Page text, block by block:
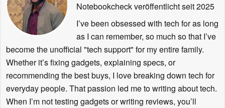
Notebookcheck veröffentlichtseit 2025
I’ve been obsessed with tech for as long
as I can remember, so much so that I’ve
become the unofficial "tech support" for my entire family.
Whether it’s fixing gadgets, explaining specs, or
recommending the best buys, I love breaking down tech for
everyday people. That passion led me to writing about tech.
When I’m not testing gadgets or writing reviews, you’ll